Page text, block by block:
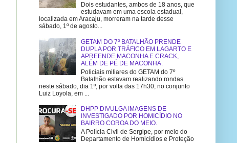
Dois estudantes, ambos de 18 anos, que
estudavam em uma escola estadual,
localizada em Aracaju, morreram na tarde desse
sábado, 1º de agosto...
GETAM DO 7º BATALHÃO PRENDE
DUPLA POR TRÁFICO EM LAGARTO E
APREENDE MACONHA E CRACK,
ALÉM DE PÉ DE MACONHA.
Policiais miliares do GETAM do 7º
Batalhão estavam realizando rondas
neste sábado, dia 1º, por volta das 17h30, no conjunto
Luiz Loyola, em ...
DHPP DIVULGA IMAGENS DE
INVESTIGADO POR HOMICÍDIO NO
BAIRRO COROA DO MEIO.
A Polícia Civil de Sergipe, por meio do
Departamento de Homicídios e Proteção